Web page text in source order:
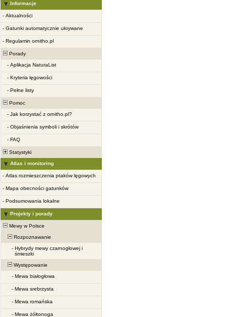
Informacje
- Aktualności
- Gatunki automatycznie ukrywane
- Regulamin ornitho.pl
Porady
- Aplikacja NaturaList
- Kryteria lęgowości
- Pełne listy
Pomoc
- Jak korzystać z ornitho.pl?
- Objaśnienia symboli i skrótów
- FAQ
Statystyki
Atlas i monitoring
- Atlas rozmieszczenia ptaków lęgowych
- Mapa obecności gatunków
- Podsumowania lokalne
Projekty i porady
Mewy w Polsce
Rozpoznawanie
- Hybrydy mewy czarnogłowej i
śmieszki
Występowanie
- Mewa białogłowa
- Mewa srebrzysta
- Mewa romańska
- Mewa żółtonoga